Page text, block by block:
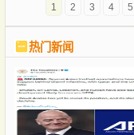
1 2 3 4 5
热门新闻